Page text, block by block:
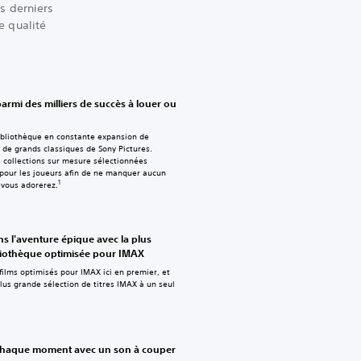
derniers
qualité
des milliers de succès à louer ou
en constante expansion de
grands classiques de Sony Pictures.
collections sur mesure sélectionnées
les joueurs afin de ne manquer aucun
adorerez.1
l'aventure épique avec la plus
optimisée pour IMAX
optimisés pour IMAX ici en premier, et
grande sélection de titres IMAX à un seul
moment avec un son à couper